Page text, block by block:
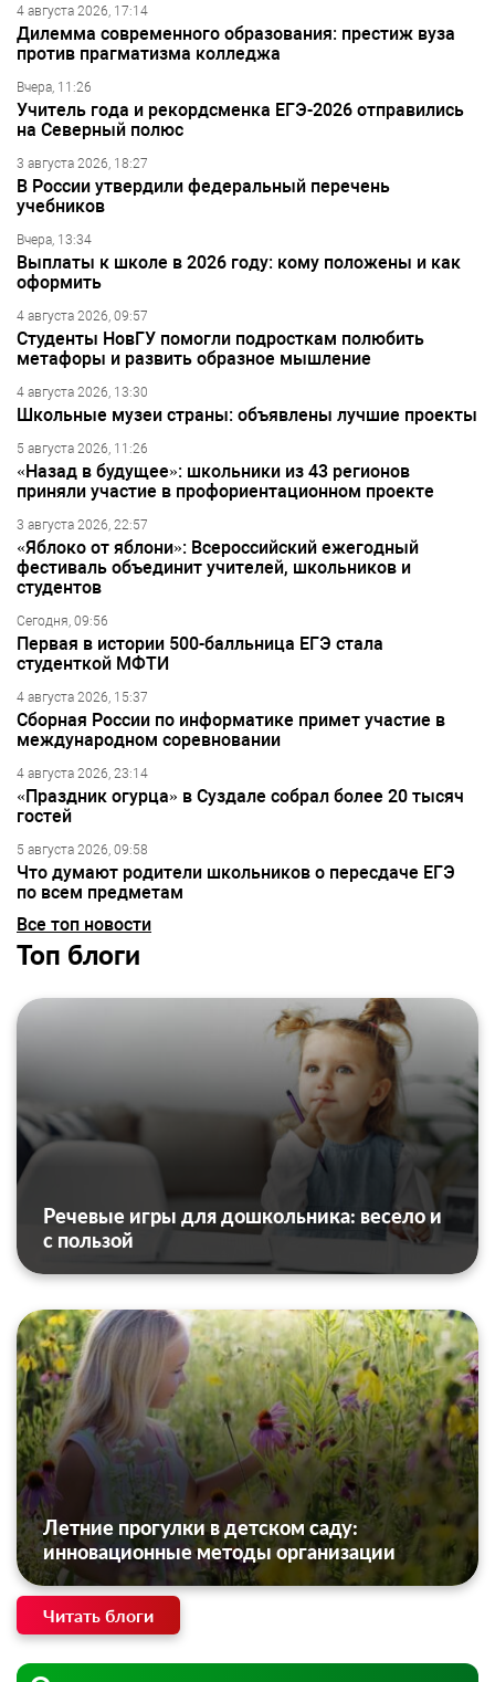
4 августа 2026, 17:14
Дилемма современного образования: престиж вуза
против прагматизма колледжа
Вчера, 11:26
Учитель года и рекордсменка ЕГЭ-2026 отправились
на Северный полюс
3 августа 2026, 18:27
В России утвердили федеральный перечень
учебников
Вчера, 13:34
Выплаты к школе в 2026 году: кому положены и как
оформить
4 августа 2026, 09:57
Студенты НовГУ помогли подросткам полюбить
метафоры и развить образное мышление
4 августа 2026, 13:30
Школьные музеи страны: объявлены лучшие проекты
5 августа 2026, 11:26
«Назад в будущее»: школьники из 43 регионов
приняли участие в профориентационном проекте
3 августа 2026, 22:57
«Яблоко от яблони»: Всероссийский ежегодный
фестиваль объединит учителей, школьников и
студентов
Сегодня, 09:56
Первая в истории 500-балльница ЕГЭ стала
студенткой МФТИ
4 августа 2026, 15:37
Сборная России по информатике примет участие в
международном соревновании
4 августа 2026, 23:14
«Праздник огурца» в Суздале собрал более 20 тысяч
гостей
5 августа 2026, 09:58
Что думают родители школьников о пересдаче ЕГЭ
по всем предметам
Все топ новости
Топ блоги
Речевые игры для дошкольника: весело и
с пользой
Летние прогулки в детском саду:
инновационные методы организации
Читать блоги